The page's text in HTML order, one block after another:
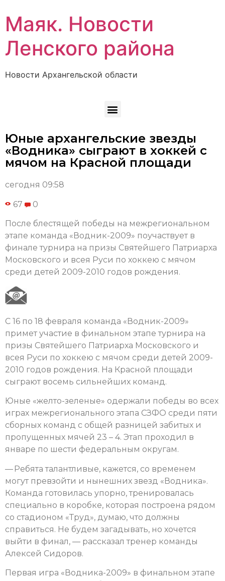
Маяк. Новости
Ленского района
Новости Архангельской области
Юные архангельские звезды
«Водника» сыграют в хоккей с
мячом на Красной площади
сегодня 09:58
67 0
После блестящей победы на межрегиональном
этапе команда «Водник-2009» поучаствует в
финале турнира на призы Святейшего Патриарха
Московского и всея Руси по хоккею с мячом
среди детей 2009-2010 годов рождения.
С 16 по 18 февраля команда «Водник-2009»
примет участие в финальном этапе турнира на
призы Святейшего Патриарха Московского и
всея Руси по хоккею с мячом среди детей 2009-
2010 годов рождения. На Красной площади
сыграют восемь сильнейших команд.
Юные «желто-зеленые» одержали победы во всех
играх межрегионального этапа СЗФО среди пяти
сборных команд с общей разницей забитых и
пропущенных мячей 23 – 4. Этап проходил в
январе по шести федеральным округам.
— Ребята талантливые, кажется, со временем
могут превзойти и нынешних звезд «Водника».
Команда готовилась упорно, тренировалась
специально в коробке, которая построена рядом
со стадионом «Труд», думаю, что должны
справиться. Не будем загадывать, но хочется
выйти в финал, — рассказал тренер команды
Алексей Сидоров.
Первая игра «Водника-2009» в финальном этапе